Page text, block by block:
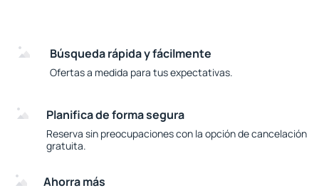
Búsqueda rápida y fácilmente
Ofertas a medida para tus expectativas.
Planifica de forma segura
Reserva sin preocupaciones con la opción de cancelación
gratuita.
Ahorra más